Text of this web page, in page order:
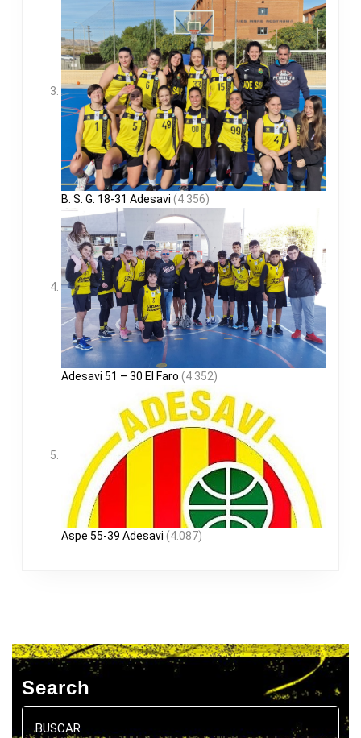
B. S. G. 18-31 Adesavi (4.356)
Adesavi 51 – 30 El Faro (4.352)
Aspe 55-39 Adesavi (4.087)
Search
Buscar: